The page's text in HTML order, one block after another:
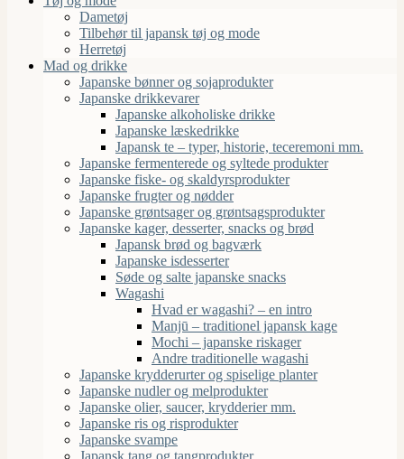
Dametøj
Tilbehør til japansk tøj og mode
Herretøj
Mad og drikke
Japanske bønner og sojaprodukter
Japanske drikkevarer
Japanske alkoholiske drikke
Japanske læskedrikke
Japansk te – typer, historie, teceremoni mm.
Japanske fermenterede og syltede produkter
Japanske fiske- og skaldyrsprodukter
Japanske frugter og nødder
Japanske grøntsager og grøntsagsprodukter
Japanske kager, desserter, snacks og brød
Japansk brød og bagværk
Japanske isdesserter
Søde og salte japanske snacks
Wagashi
Hvad er wagashi? – en intro
Manjū – traditionel japansk kage
Mochi – japanske riskager
Andre traditionelle wagashi
Japanske krydderurter og spiselige planter
Japanske nudler og melprodukter
Japanske olier, saucer, krydderier mm.
Japanske ris og risprodukter
Japanske svampe
Japansk tang og tangprodukter